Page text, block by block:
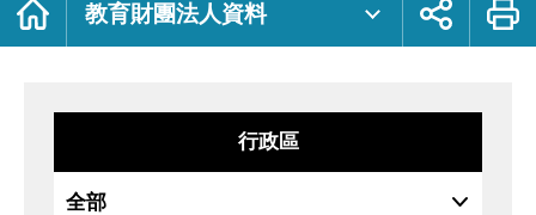
法
教育財團法人資料
鈕
行政區